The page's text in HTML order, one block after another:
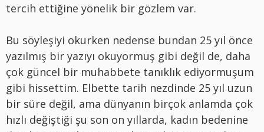
tercih ettiğine yönelik bir gözlem var.
Bu söyleşiyi okurken nedense bundan 25 yıl önce
yazılmış bir yazıyı okuyormuş gibi değil de, daha
çok güncel bir muhabbete tanıklık ediyormuşum
gibi hissettim. Elbette tarih nezdinde 25 yıl uzun
bir süre değil, ama dünyanın birçok anlamda çok
hızlı değiştiği şu son on yıllarda, kadın bedenine